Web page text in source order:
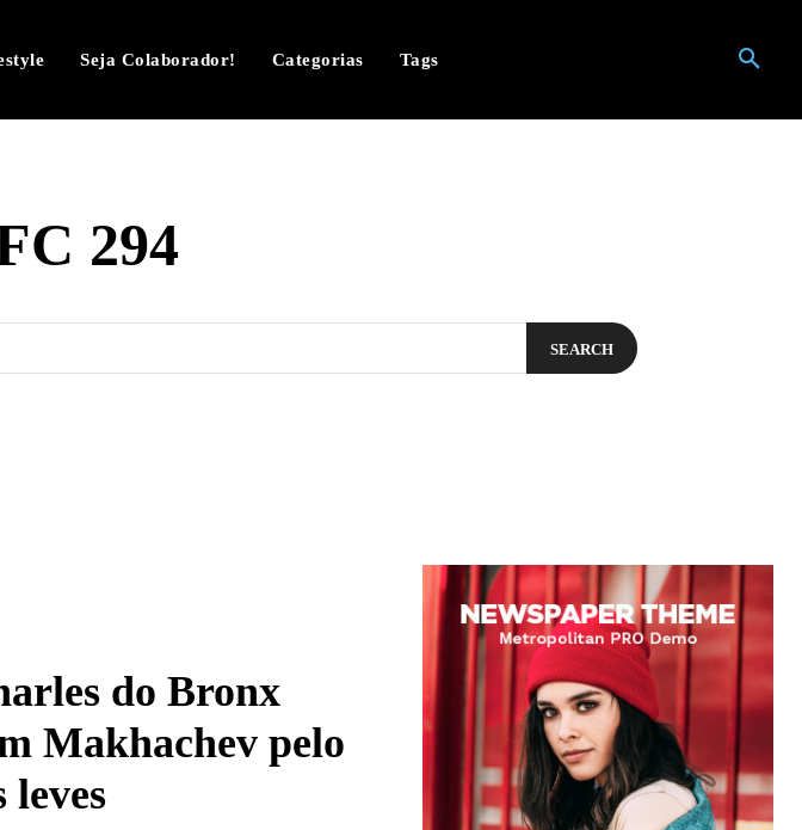
Seja Colaborador! Categorias Tags
294
SEARCH
do Bronx
Makhachev pelo
leves